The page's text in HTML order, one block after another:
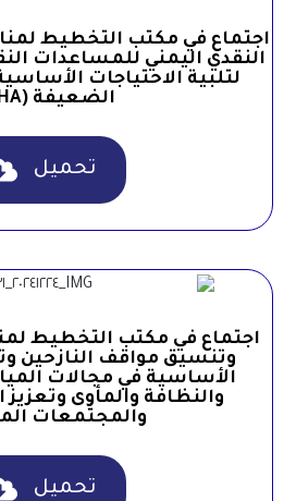
اجتماع في مكتب التخطيط
النقدي اليمني للمساعدات
لتلبية الاحتياجات
الضعيفة (BHA) “
تحميل
اجتماع في مكتب التخطيط
وتنسيق مواقف النازحين
الأساسية في مجالات
والنظافة والمأوى وتعزيز
والمجتمعات
تحميل